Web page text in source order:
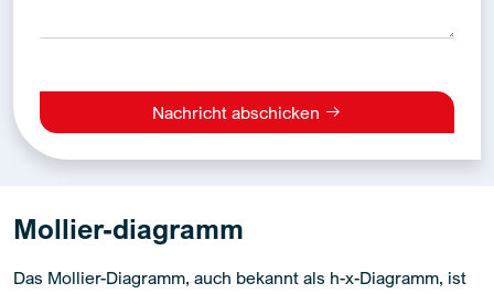
Nachricht abschicken
Alternative:
Mollier-diagramm
Das Mollier-Diagramm, auch bekannt als h-x-Diagramm, ist